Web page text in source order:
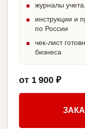
журналы
инструкции и
по России
чек-лист
бизнеса
от 1 900 ₽